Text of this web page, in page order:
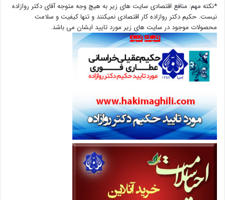
*نکته مهم: منافع اقتصادی سایت های زیر به هیچ وجه متوجه آقای دکتر روازاده
نیست. حکیم دکتر روازاده کار اقتصادی نمیکنند و تنها کیفیت و سلامت
محصولات موجود در سایت های زیر مورد تایید ایشان می باشد.